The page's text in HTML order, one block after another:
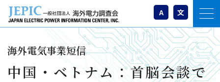
A 文
海外電気事業短信
中国・ベトナム：首脳会談で